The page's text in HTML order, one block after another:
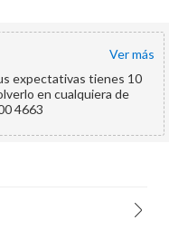
ver más
expectativas tienes 10
en cualquiera de
4663